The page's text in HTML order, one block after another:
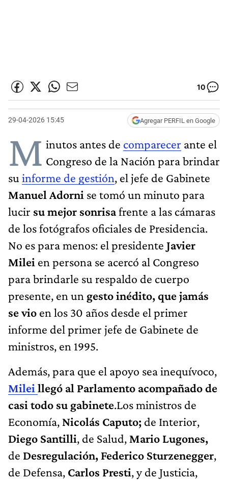
10
29-04-2026 15:45 Agregar PERFIL en Google
M inutos antes de comparecer ante el
Congreso de la Nación para brindar
su informe de gestión, el jefe de Gabinete
Manuel Adorni se tomó un minuto para
lucir su mejor sonrisafrente a las cámaras
de los fotógrafos oficiales de Presidencia.
No es para menos: el presidente Javier
Milei en persona se acercó al Congreso
para brindarle su respaldo de cuerpo
presente, en un gesto inédito, que jamás
se vio en los 30 años desde el primer
informe del primer jefe de Gabinete de
ministros, en 1995.
Además, para que el apoyo sea inequívoco,
Milei llegó al Parlamento acompañado de
casi todo su gabinete.Los ministros de
Economía, Nicolás Caputo; de Interior,
Diego Santilli, de Salud, Mario Lugones,
de Desregulación, Federico Sturzenegger,
de Defensa, Carlos Presti, y de Justicia,